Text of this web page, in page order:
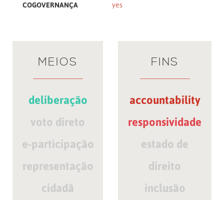
COGOVERNANÇA yes
MEIOS
deliberação
voto direto
e-participação
representação
cidadã
FINS
accountability
responsividade
estado de
direito
inclusão